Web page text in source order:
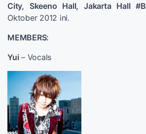
City, Skeeno Hall, Jakarta Hall #B
Oktober 2012 ini.
MEMBERS:
Yui – Vocals